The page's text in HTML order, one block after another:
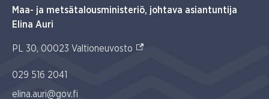
Maa- ja metsätalousministeriö, johtava asiantuntija
Elina Auri
PL 30, 00023 Valtioneuvosto (Ulkoinen linkki)
029 516 2041
elina.auri@gov.fi